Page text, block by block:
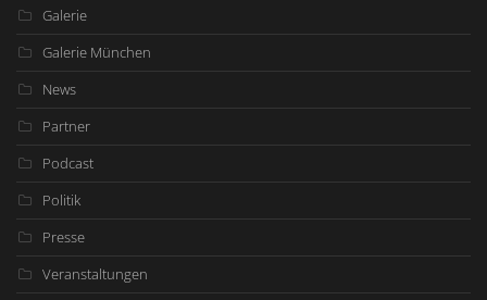
Galerie
Galerie München
News
Partner
Podcast
Politik
Presse
Veranstaltungen